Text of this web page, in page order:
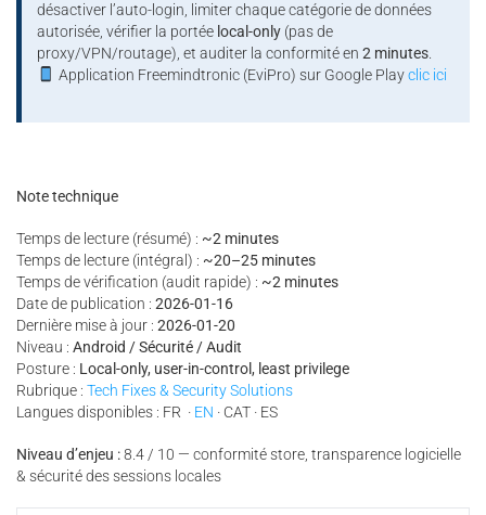
désactiver l’auto-login, limiter chaque catégorie de données
autorisée, vérifier la portée local-only (pas de
proxy/VPN/routage), et auditer la conformité en2 minutes.
Application Freemindtronic (EviPro) sur Google Playclic ici
Note technique
Temps de lecture (résumé) : ~2 minutes
Temps de lecture (intégral) : ~20–25 minutes
Temps de vérification (audit rapide) : ~2 minutes
Date de publication : 2026-01-16
Dernière mise à jour : 2026-01-20
Niveau : Android / Sécurité / Audit
Posture : Local-only, user-in-control, least privilege
Rubrique : Tech Fixes & Security Solutions
Langues disponibles : FR · EN · CAT · ES
Niveau d’enjeu :8.4 / 10 — conformité store, transparence logicielle
& sécurité des sessions locales